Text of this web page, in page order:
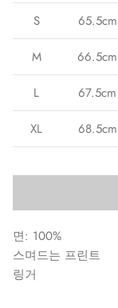
S 65.5cm
M 66.5cm
L 67.5cm
XL 68.5cm
면: 100%
스며드는 프린트
링거